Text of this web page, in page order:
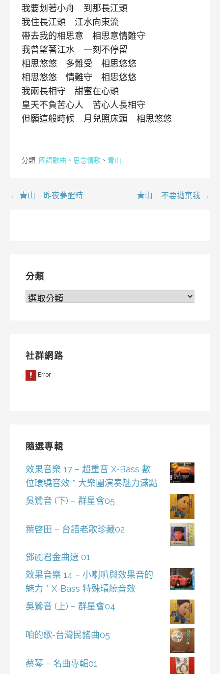
我要划著小舟 到那長江頭
我住長江頭 江水向東流
帶去我的相思意 相思意情難守
我曾望著江水 一刻不停留
相思悠悠 多難受 相思悠悠
相思悠悠 情難守 相思悠悠
我兩長相守 甜蜜在心頭
皇天不負苦心人 苦心人長相守
但願這般時候 月兒照床頭 相思悠悠
分類: 國語歌曲 、 思念情歌 、 青山
文← 青山 – 昨夜夢醒時 青山 – 不要拋棄我 →
分類
分
社群網路
隨選專輯
效果音樂 17 – 超重音 X-Bass 數
位環繞音效 * 大樂團演奏魅力滿點
吳鶯音 (下) – 群星會05
葉啓田 – 台語老歌珍藏02
鄧麗君金曲選 01
效果音樂 14 – 小喇叭與效果音的
魅力 * X-Bass 特殊環繞音效
吳鶯音 (上) – 群星會04
咱的歌-台灣民謠曲05
蔡琴 – 名曲專輯01